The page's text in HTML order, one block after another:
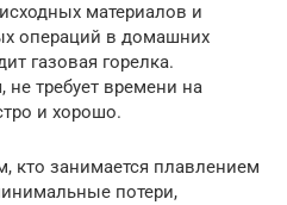
материалов и
операций в домашних
газовая горелка.
требует времени на
и хорошо.
кто занимается плавлением
потери,